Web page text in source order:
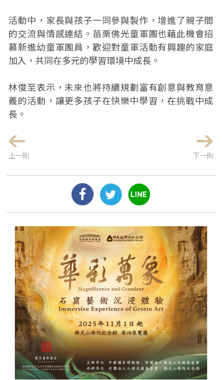
活動中，家長與孩子一同參與製作，增進了親子間
的交流與情感連結。苗栗佛光童軍團也藉此機會招
募新進幼童軍團員，歡迎對童軍活動有興趣的家庭
加入，共同在多元的學習環境中成長。
林俊至表示，未來也將持續規劃富有創意與教育意
義的活動，讓更多孩子在快樂中學習，在挑戰中成
長。
上一則 下一則